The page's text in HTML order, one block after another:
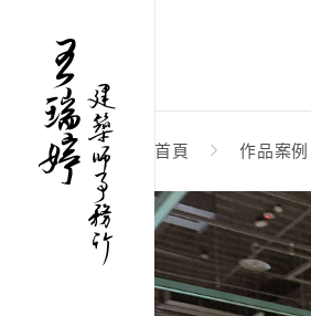
首頁 作品案例